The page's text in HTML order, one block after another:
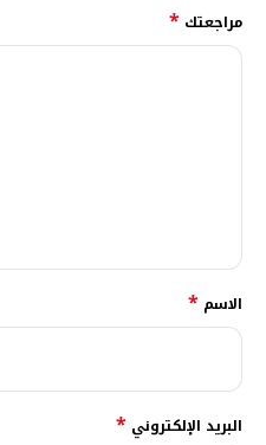
مراجعتك *
الاسم *
البريد الإلكتروني *